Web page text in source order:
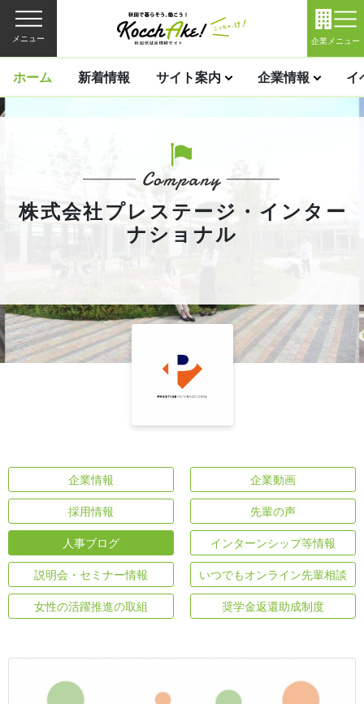
メニュー 企業メニュー
ホーム 新着情報 サイト案内 企業情報 イ
株式会社プレステージ・インター
ナショナル
企業情報 企業動画
採用情報 先輩の声
人事ブログ インターンシップ等情報
説明会・セミナー情報 いつでもオンライン先輩相談
女性の活躍推進の取組 奨学金返還助成制度